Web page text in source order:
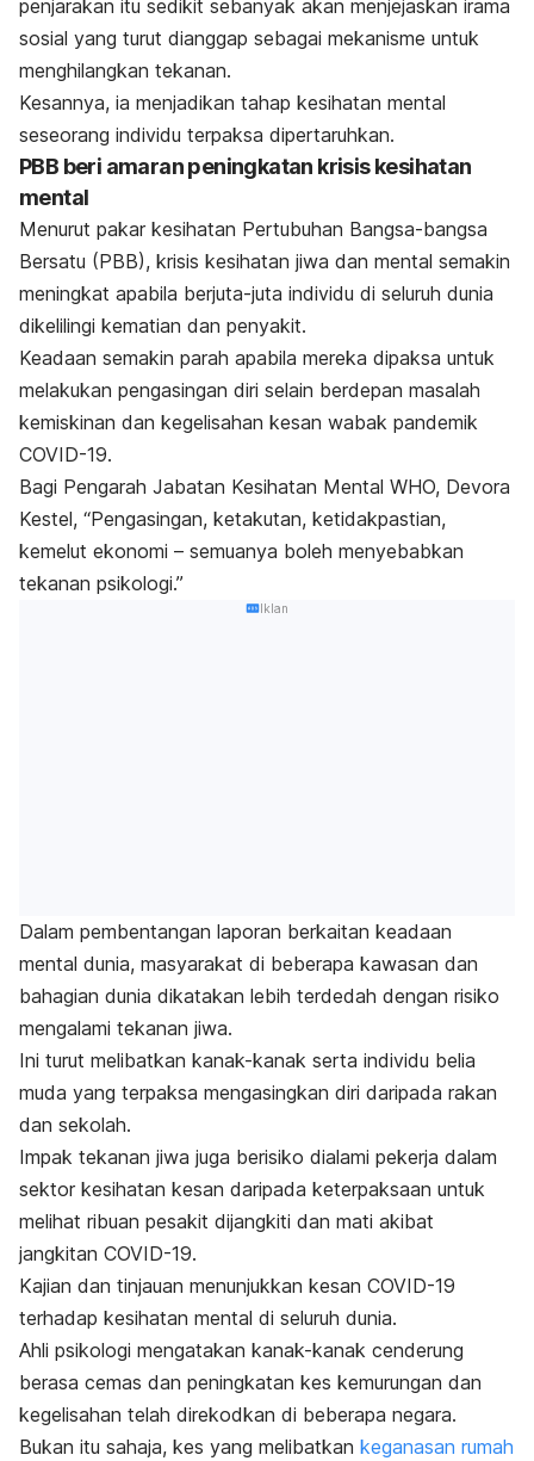
penjarakan itu sedikit sebanyak akan menjejaskan irama
sosial yang turut dianggap sebagai mekanisme untuk
menghilangkan tekanan.
Kesannya, ia menjadikan tahap kesihatan mental
seseorang individu terpaksa dipertaruhkan.
PBB beri amaran peningkatan krisis kesihatan
mental
Menurut pakar kesihatan Pertubuhan Bangsa-bangsa
Bersatu (PBB), krisis kesihatan jiwa dan mental semakin
meningkat apabila berjuta-juta individu di seluruh dunia
dikelilingi kematian dan penyakit.
Keadaan semakin parah apabila mereka dipaksa untuk
melakukan pengasingan diri selain berdepan masalah
kemiskinan dan kegelisahan kesan wabak pandemik
COVID-19.
Bagi Pengarah Jabatan Kesihatan Mental WHO, Devora
Kestel, “Pengasingan, ketakutan, ketidakpastian,
kemelut ekonomi – semuanya boleh menyebabkan
tekanan psikologi.”
Iklan
Dalam pembentangan laporan berkaitan keadaan
mental dunia, masyarakat di beberapa kawasan dan
bahagian dunia dikatakan lebih terdedah dengan risiko
mengalami tekanan jiwa.
Ini turut melibatkan kanak-kanak serta individu belia
muda yang terpaksa mengasingkan diri daripada rakan
dan sekolah.
Impak tekanan jiwa juga berisiko dialami pekerja dalam
sektor kesihatan kesan daripada keterpaksaan untuk
melihat ribuan pesakit dijangkiti dan mati akibat
jangkitan COVID-19.
Kajian dan tinjauan menunjukkan kesan COVID-19
terhadap kesihatan mental di seluruh dunia.
Ahli psikologi mengatakan kanak-kanak cenderung
berasa cemas dan peningkatan kes kemurungan dan
kegelisahan telah direkodkan di beberapa negara.
Bukan itu sahaja, kes yang melibatkan keganasan rumah